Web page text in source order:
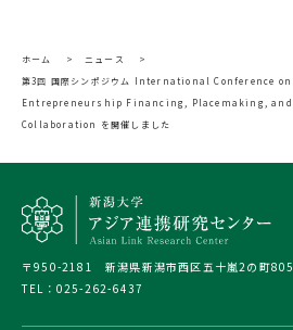
ホーム > ニュース
>
第3回 国際シンポジウム International Conference on
Entrepreneurship Financing, Placemaking,
Collaboration を開催しました
〒950-2181 新潟県新潟市西区五十嵐2の町
TEL： 025-262-6437